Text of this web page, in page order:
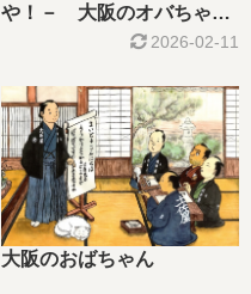
や！－ 大阪のオバちゃん
2026-02-11
大阪のおばちゃん